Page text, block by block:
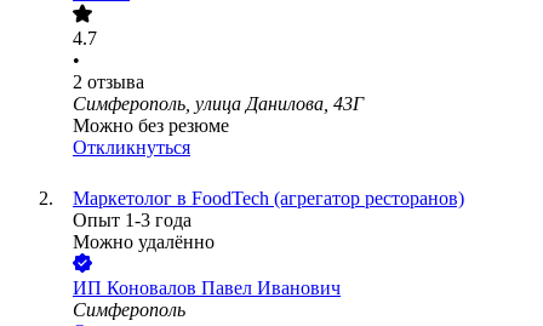
4.7
•
2 отзыва
Симферополь, улица Данилова, 43Г
Можно без резюме
Откликнуться
Маркетолог в FoodTech (агрегатор ресторанов)
Опыт 1-3 года
Можно удалённо
ИП Коновалов Павел Иванович
Симферополь